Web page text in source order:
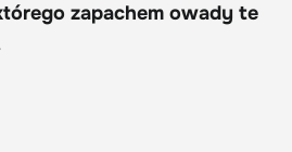
zapachem owady te